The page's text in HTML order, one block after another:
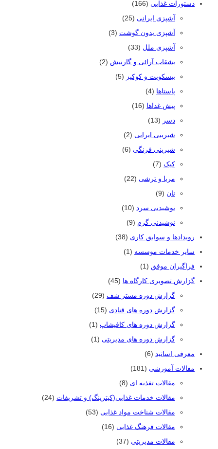
دستورات غذایی (166)
آشپزی ایرانی (25)
آشپزی بدون گوشت (3)
آشپزی ملل (33)
بشقاب آرائی و گارنیش (2)
بیسکویت و کوکیز (5)
پاستاها (4)
پیش غداها (16)
دسر (13)
شیرینی ایرانی (2)
شیرینی فرنگی (6)
کیک (7)
مربا و ترشی (22)
نان (9)
نوشیدنی سرد (10)
نوشیدنی گرم (9)
رویدادها و سوابق کاری (38)
سایر خدمات موسسه (1)
فراگیران موفق (1)
گزارش تصویری کارگاه ها (45)
گزارش دوره مستر شف (29)
گزارش دوره های قنادی (15)
گزارش دوره های کافیشاپ (1)
گزارش دوره های مدیریتی (1)
معرفی اساتید (6)
مقالات آموزشی (181)
مقالات تغذیه ای (8)
مقالات خدمات غذایی(کیترینگ) و تشریفات (24)
مقالات شناخت مواد غذایی (53)
مقالات فرهنگ غذایی (16)
مقالات مدیریتی (37)